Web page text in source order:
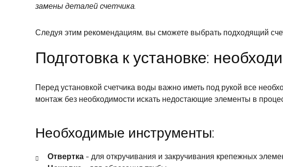
замены деталей счетчика.
Следуя этим рекомендациям, вы сможете выбрать подходящий
Подготовка к установке:
Перед установкой счетчика воды важно иметь под рукой все
монтаж без необходимости искать недостающие элементы в
Необходимые инструменты:
Отвертка - для откручивания и закручивания крепежных